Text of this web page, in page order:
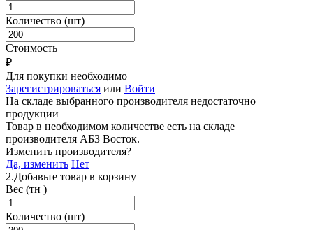
Количество (шт)
Стоимость
₽
Для покупки необходимо
Зарегистрироваться или Войти
На складе выбранного производителя недостаточно
продукции
Товар в необходимом количестве есть на складе
производителя АБЗ Восток.
Изменить производителя?
Да, изменить Нет
2.Добавьте товар в корзину
Вес (тн )
Количество (шт)